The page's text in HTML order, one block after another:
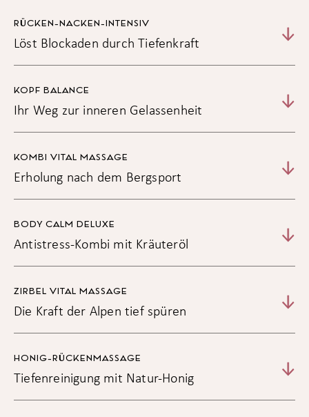
RÜCKEN-NACKEN-INTENSIV
Löst Blockaden durch Tiefenkraft
KOPF BALANCE
Ihr Weg zur inneren Gelassenheit
KOMBI VITAL MASSAGE
Erholung nach dem Bergsport
BODY CALM DELUXE
Antistress-Kombi mit Kräuteröl
ZIRBEL VITAL MASSAGE
Die Kraft der Alpen tief spüren
HONIG-RÜCKENMASSAGE
Tiefenreinigung mit Natur-Honig